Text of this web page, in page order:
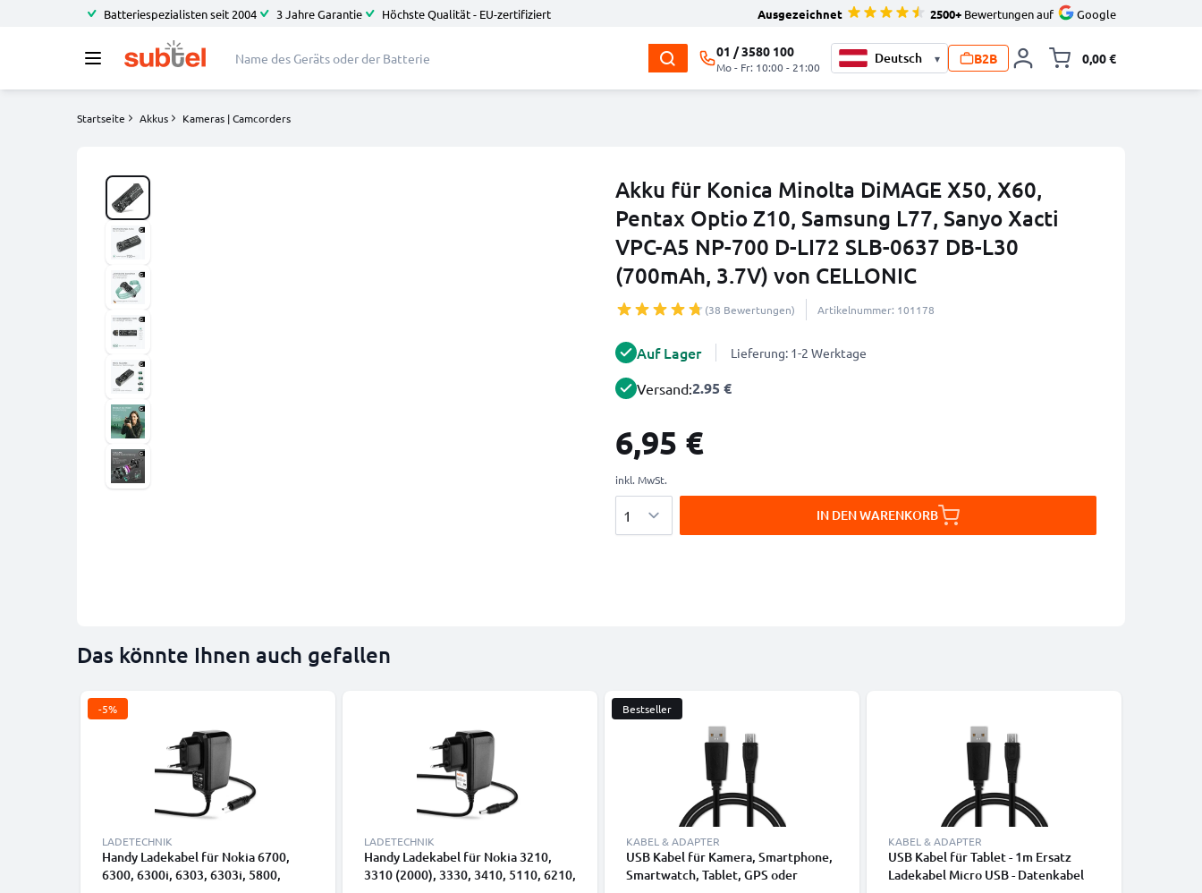
Batteriespezialisten seit 2004 3 Jahre Garantie Höchste Qualität - EU-zertifiziert Ausgezeichnet 2500+ Bewertungen auf Google
01 / 3580 100
Mo - Fr: 10:00 - 21:00
▾ B2B 0,00 €
Startseite Akkus Kameras | Camcorders
Akku für Konica Minolta DiMAGE X50, X60,
Pentax Optio Z10, Samsung L77, Sanyo Xacti
VPC-A5 NP-700 D-LI72 SLB-0637 DB-L30
(700mAh, 3.7V) von CELLONIC
(38 Bewertungen) Artikelnummer: 101178
Auf Lager Lieferung: 1-2 Werktage
Versand:2.95 €
6,95 €
inkl. MwSt.
IN DEN WARENKORB
Das könnte Ihnen auch gefallen
-5%
LADETECHNIK
Handy Ladekabel für Nokia 6700,
6300, 6300i, 6303, 6303i, 5800,
LADETECHNIK
Handy Ladekabel für Nokia 3210,
3310 (2000), 3330, 3410, 5110, 6210,
Bestseller
KABEL & ADAPTER
USB Kabel für Kamera, Smartphone,
Smartwatch, Tablet, GPS oder
KABEL & ADAPTER
USB Kabel für Tablet - 1m Ersatz
Ladekabel Micro USB - Datenkabel